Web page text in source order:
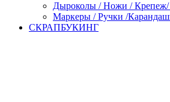
Дыроколы / Ножи / Крепеж/
Маркеры / Ручки /
СКРАПБУКИНГ